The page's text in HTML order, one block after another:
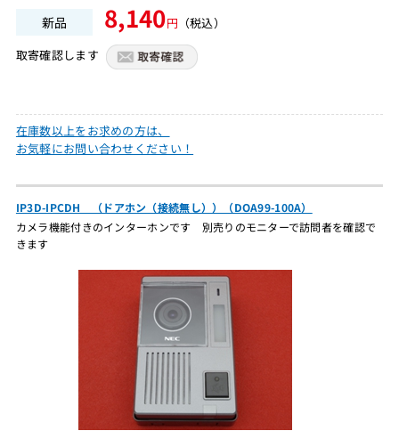
新品 8,140円 （税込）
取寄確認します
在庫数以上をお求めの方は、
お気軽にお問い合わせください！
IP3D-IPCDH （ドアホン（接続無し））（DOA99-100A）
カメラ機能付きのインターホンです 別売りのモニターで訪問者を確認で
きます